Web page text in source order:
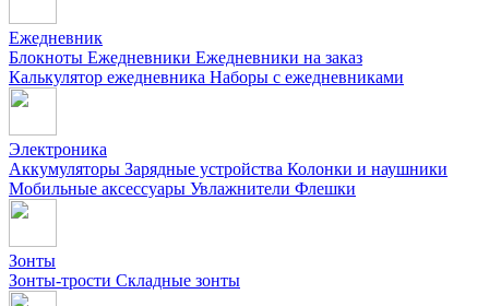
Ежедневник
Блокноты Ежедневники Ежедневники на заказ
Калькулятор ежедневника Наборы с ежедневниками
Электроника
Аккумуляторы Зарядные устройства Колонки и наушники
Мобильные аксессуары Увлажнители Флешки
Зонты
Зонты-трости Складные зонты